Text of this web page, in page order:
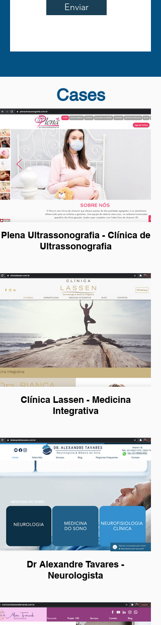
Enviar
Cases
Plena Ultrassonografia - Clínica de
Ultrassonografia
Clínica Lassen - Medicina
Integrativa
Dr Alexandre Tavares -
Neurologista